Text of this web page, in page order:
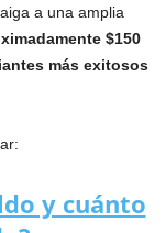
a una amplia
$150
más exitosos
y cuánto